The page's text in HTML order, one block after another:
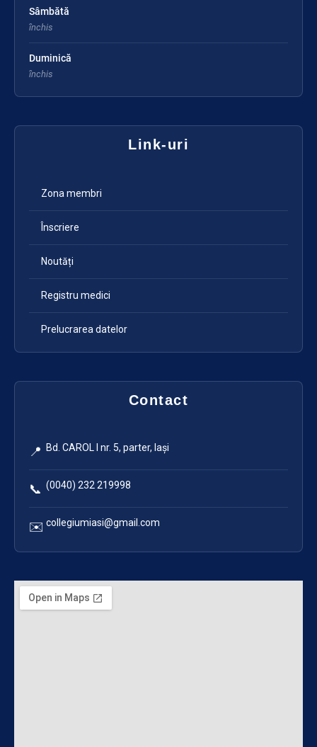
Sâmbătă
închis
Duminică
închis
Link-uri
Zona membri
Înscriere
Noutăți
Registru medici
Prelucrarea datelor
Contact
📍 Bd. CAROL I nr. 5, parter, Iași
📞 (0040) 232 219998
✉️ collegiumiasi@gmail.com